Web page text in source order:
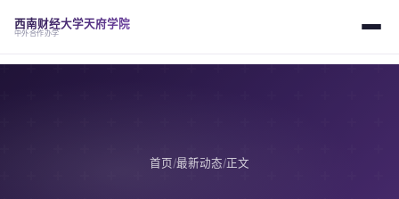
西南财经大学天府学院
中外合作办学
首页/最新动态/正文